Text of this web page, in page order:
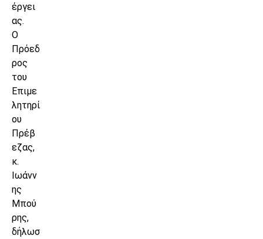
έργει
ας.
Ο
Πρόεδ
ρος
του
Επιμε
λητηρί
ου
Πρέβ
εζας,
κ.
Ιωάνν
ης
Μπού
ρης,
δήλωσ